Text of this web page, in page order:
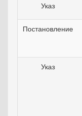
Указ
Постановление
Указ